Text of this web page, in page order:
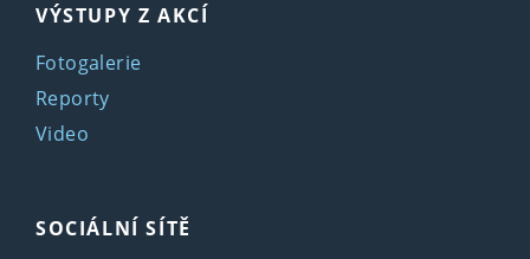
VÝSTUPY Z AKCÍ
Fotogalerie
Reporty
Video
SOCIÁLNÍ SÍTĚ